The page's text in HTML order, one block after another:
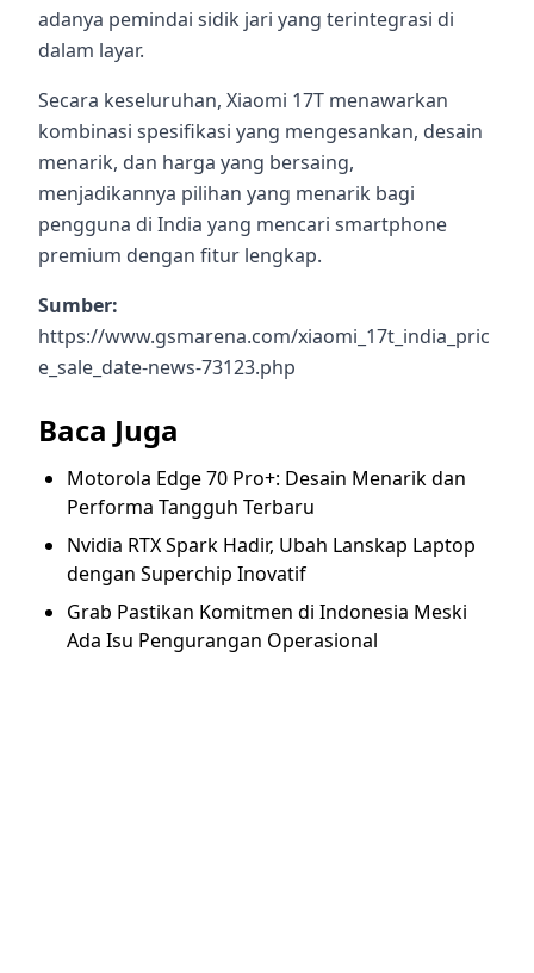
adanya pemindai sidik jari yang terintegrasi di
dalam layar.
Secara keseluruhan, Xiaomi 17T menawarkan
kombinasi spesifikasi yang mengesankan, desain
menarik, dan harga yang bersaing,
menjadikannya pilihan yang menarik bagi
pengguna di India yang mencari smartphone
premium dengan fitur lengkap.
Sumber:
https://www.gsmarena.com/xiaomi_17t_india_pric
e_sale_date-news-73123.php
Baca Juga
Motorola Edge 70 Pro+: Desain Menarik dan
Performa Tangguh Terbaru
Nvidia RTX Spark Hadir, Ubah Lanskap Laptop
dengan Superchip Inovatif
Grab Pastikan Komitmen di Indonesia Meski
Ada Isu Pengurangan Operasional